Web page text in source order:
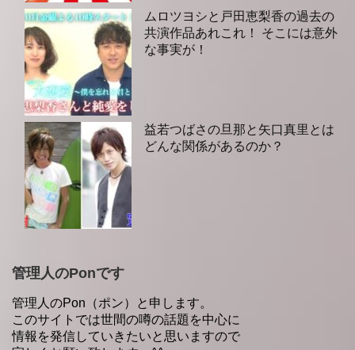
ムロツヨシと戸田恵梨香の過去の
共演作品あれこれ！ そこには意外
な事実が！
益若つばさの旦那と矢口真里とは
どんな関係があるのか？
管理人のPonです
管理人のPon（ポン）と申します。
このサイトでは世間の噂の話題を中心に
情報を発信していきたいと思いますので